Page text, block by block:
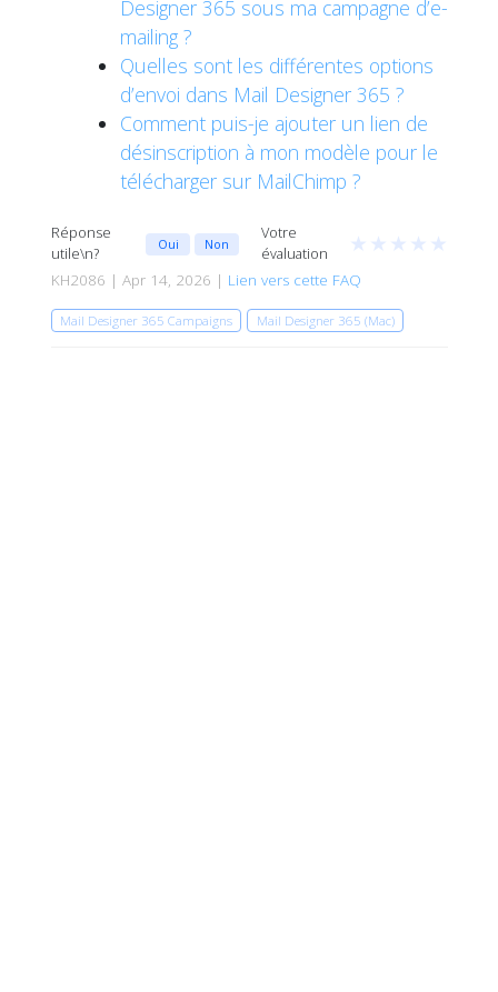
Designer 365 sous ma campagne d’e-
mailing ?
Quelles sont les différentes options
d’envoi dans Mail Designer 365 ?
Comment puis-je ajouter un lien de
désinscription à mon modèle pour le
télécharger sur MailChimp ?
Réponse
utile\n?
Oui Non
Votre
évaluation
★ ★ ★ ★ ★
KH2086 | Apr 14, 2026 | Lien vers cette FAQ
Mail Designer 365 Campaigns Mail Designer 365 (Mac)